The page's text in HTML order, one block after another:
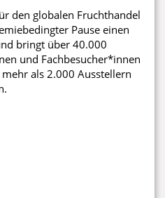
den globalen Fruchthandel
Pause einen
bringt über 40.000
und Fachbesucher*innen
als 2.000 Ausstellern